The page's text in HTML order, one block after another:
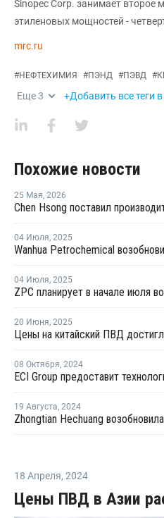
Sinopec Corp. занимает второе
этиленовых мощностей -
mrc.ru
#НЕФТЕХИМИЯ #ПЭНД #ПЭВД #
Еще3 +Добавить все теги
Похожие новости
25 Мая, 2026
04 Июля, 2025
04 Июля, 2025
ZPC планирует в начале июля
20 Июня, 2025
08 Октября, 2024
19 Августа, 2024
18 Апреля, 2024
Цены ПВД в Азии